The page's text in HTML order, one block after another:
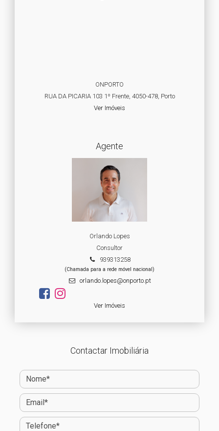
ONPORTO
RUA DA PICARIA 103 1º Frente, 4050-478, Porto
Ver Imóveis
Agente
Orlando Lopes
Consultor
939313258
(Chamada para a rede móvel nacional)
orlando.lopes@onporto.pt
Ver Imóveis
Contactar Imobiliária